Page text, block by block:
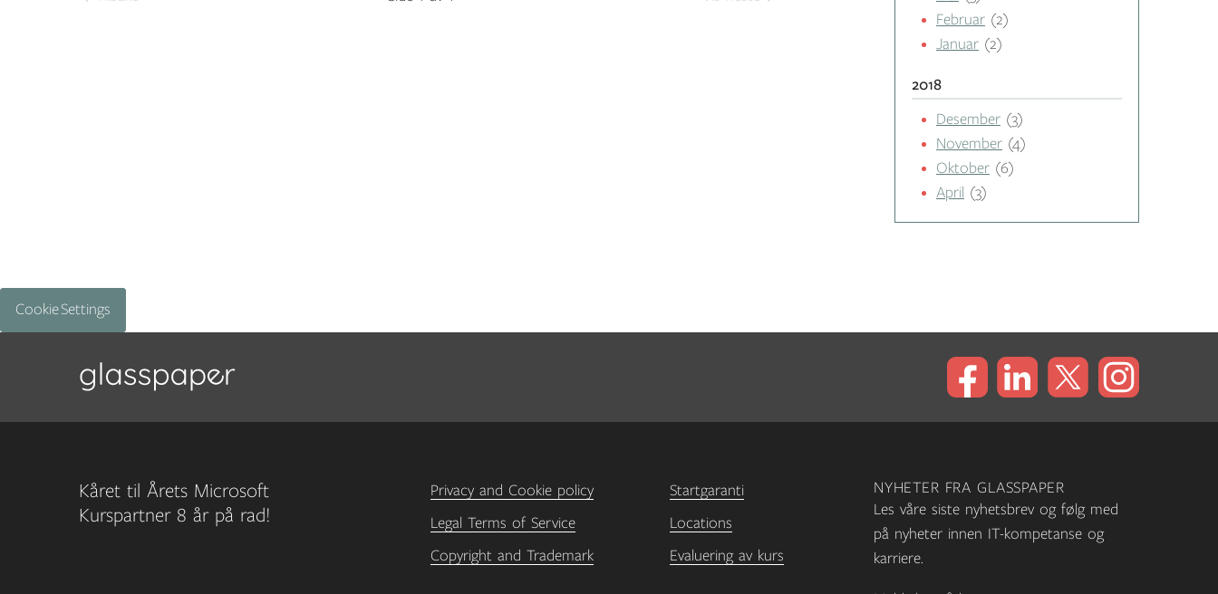
Februar (2)
Januar (2)
2018
Desember (3)
November (4)
Oktober (6)
April
(3)
Cookie Settings
Kåret til Årets Microsoft
Kurspartner 8 år på rad!
Privacy and Cookie policy
Legal Terms of Service
Copyright and Trademark
Startgaranti
Locations
Evaluering av kurs
NYHETER FRA GLASSPAPER
Les våre siste nyhetsbrev og følg med
på nyheter innen IT-kompetanse og
karriere.